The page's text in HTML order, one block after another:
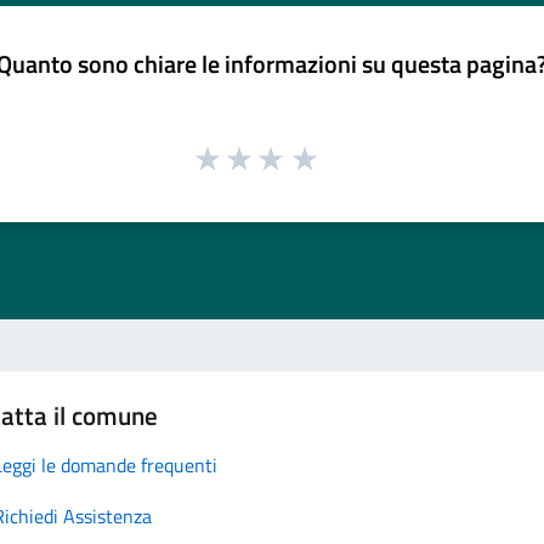
sono chiare le informazioni su questa
il comune
le domande frequenti
Assistenza